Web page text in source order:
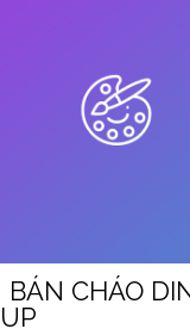
BÁN CHÁO